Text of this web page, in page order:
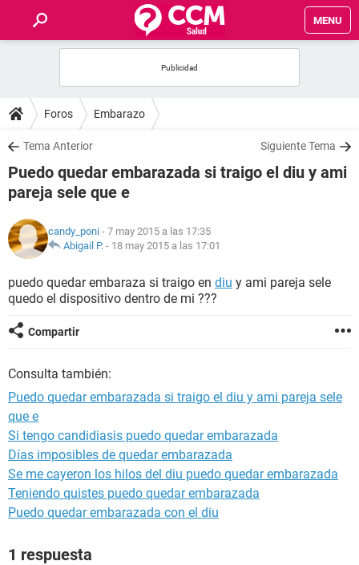
MENU
FOROS
SALUD
FAMILIA
NUTRICIÓN
SEXUALIDAD
Foros Embarazo
Tema Anterior Siguiente Tema
Puedo quedar embarazada si traigo el diu y ami
pareja sele que e
candy_poni - 7 may 2015 a las 17:35
Abigail P. - 18 may 2015 a las 17:01
puedo quedar embaraza si traigo en diu y ami pareja sele
quedo el dispositivo dentro de mi ???
Compartir
Consulta también:
Puedo quedar embarazada si traigo el diu y ami pareja sele
que e
Si tengo candidiasis puedo quedar embarazada
Días imposibles de quedar embarazada
Se me cayeron los hilos del diu puedo quedar embarazada
Teniendo quistes puedo quedar embarazada
Puedo quedar embarazada con el diu
1 respuesta